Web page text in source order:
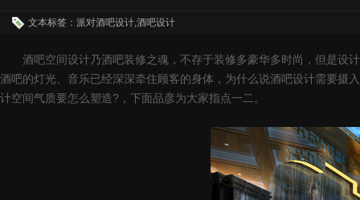
文本标签：派对酒吧设计,酒吧设计
酒吧空间设计乃酒吧装修之魂，不存于装修多豪华多时尚，但是设
酒吧的灯光、音乐已经深深牵住顾客的身体，为什么说酒吧设计需要摄
计空间气质要怎么塑造?，下面品彦为大家指点一二。